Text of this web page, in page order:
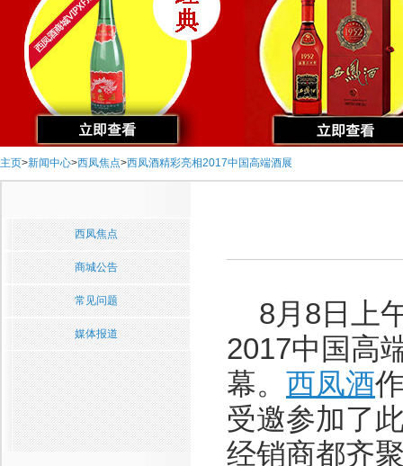
主页>新闻中心>西凤焦点>西凤酒精彩亮相2017中国高端酒展
西凤焦点
商城公告
常见问题
媒体报道
8月8日上
2017中国高
幕。 西凤酒
受邀参加了
经销商都齐